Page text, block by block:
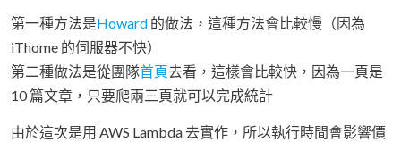
第一種方法是Howard 的做法，這種方法會比較慢（因為
iThome 的伺服器不快）
第二種做法是從團隊首頁去看，這樣會比較快，因為一頁是
10 篇文章，只要爬兩三頁就可以完成統計
由於這次是用 AWS Lambda 去實作，所以執行時間會影響價